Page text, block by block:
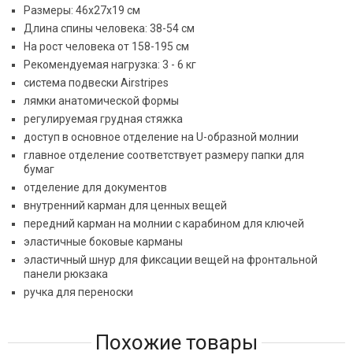
Размеры: 46х27х19 см
Длина спины человека: 38-54 см
На рост человека от 158-195 см
Рекомендуемая нагрузка: 3 - 6 кг
система подвески Airstripes
лямки анатомической формы
регулируемая грудная стяжка
доступ в основное отделение на U-образной молнии
главное отделение соответствует размеру папки для
бумаг
отделение для документов
внутренний карман для ценных вещей
передний карман на молнии с карабином для ключей
эластичные боковые карманы
эластичный шнур для фиксации вещей на фронтальной
панели рюкзака
ручка для переноски
Похожие товары